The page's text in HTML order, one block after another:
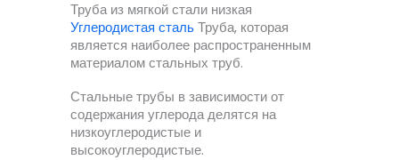
Труба из мягкой стали низкая
Углеродистая сталь Труба, которая
является наиболее распространенным
материалом стальных труб.
Стальные трубы в зависимости от
содержания углерода делятся на
низкоуглеродистые и
высокоуглеродистые.